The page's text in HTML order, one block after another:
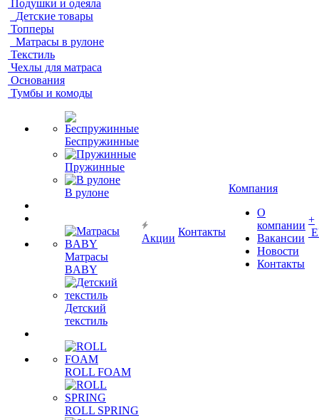
Подушки и одеяла
Детские товары
Топперы
Матрасы в рулоне
Текстиль
Чехлы для матраса
Основания
Тумбы и комоды
Беспружинные
Пружинные
В рулоне
Матрасы
BABY
Детский
текстиль
ROLL FOAM
ROLL SPRING
Акции
Контакты
Компания
О
компании
Вакансии
Новости
Контакты
+